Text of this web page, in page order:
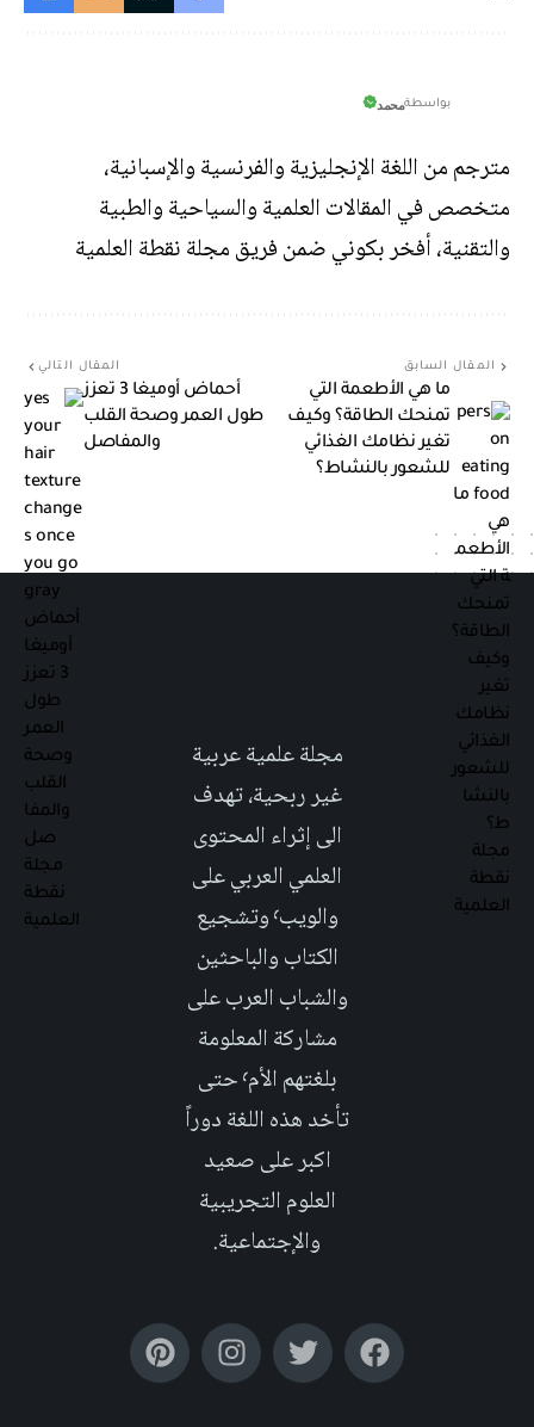
بواسطةمحمد
مترجم من اللغة الإنجليزية والفرنسية والإسبانية،
متخصص في المقالات العلمية والسياحية والطبية
والتقنية، أفخر بكوني ضمن فريق مجلة نقطة العلمية
المقال السابق
ما هي الأطعمة التي
تمنحك الطاقة؟ وكيف
تغير نظامك الغذائي
للشعور بالنشاط؟
المقال التالي
أحماض أوميغا 3 تعزز
طول العمر وصحة القلب
والمفاصل
مجلة علمية عربية
غير ربحية، تهدف
الى إثراء المحتوى
العلمي العربي على
والويب٬ وتشجيع
الكتاب والباحثين
والشباب العرب على
مشاركة المعلومة
بلغتهم الأم٬ حتى
تأخد هذه اللغة دوراً
اكبر على صعيد
العلوم التجريبية
والإجتماعية.